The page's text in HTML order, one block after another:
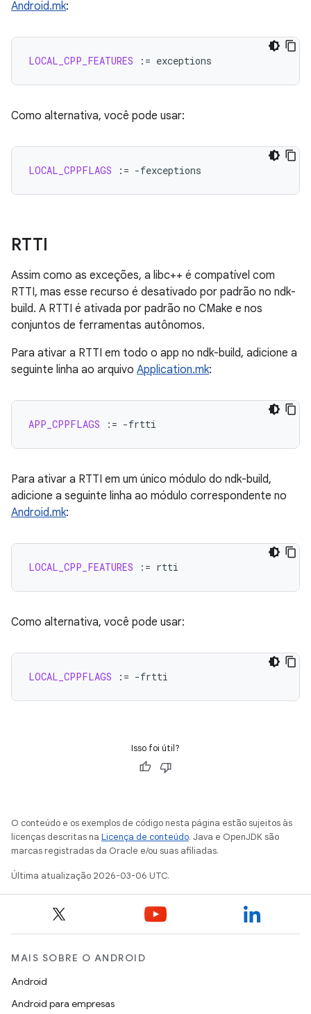
Android.mk:
LOCAL_CPP_FEATURES :=
Como alternativa, você pode usar:
LOCAL_CPPFLAGS :=
RTTI
Assim como as exceções, a libc++ é compatível com
RTTI, mas esse recurso é desativado por padrão no ndk-
build. A RTTI é ativada por padrão no CMake e nos
conjuntos de ferramentas autônomos.
Para ativar a RTTI em todo o app no ndk-build, adicione a
seguinte linha ao arquivo Application.mk:
APP_CPPFLAGS :=
Para ativar a RTTI em um único módulo do ndk-build,
adicione a seguinte linha ao módulo correspondente no
Android.mk:
LOCAL_CPP_FEATURES :=
Como alternativa, você pode usar:
LOCAL_CPPFLAGS :=
Isso foi útil?
O conteúdo e os exemplos de código nesta página estão sujeitos às
licenças descritas na Licença de conteúdo. Java e OpenJDK são
marcas registradas da Oracle e/ou suas afiliadas.
Última atualização 2026-03-06 UTC.
MAIS SOBRE O ANDROID
Android
Android para empresas